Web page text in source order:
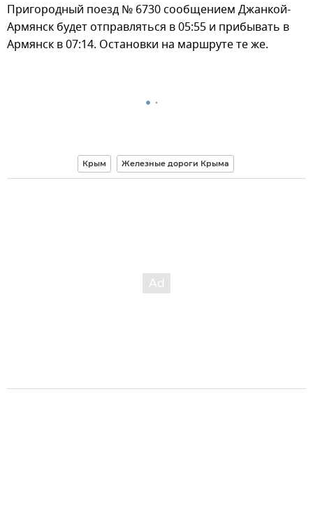
Пригородный поезд № 6730 сообщением Джанкой-
Армянск будет отправляться в 05:55 и прибывать в
Армянск в 07:14. Остановки на маршруте те же.
Крым Железные дороги Крыма